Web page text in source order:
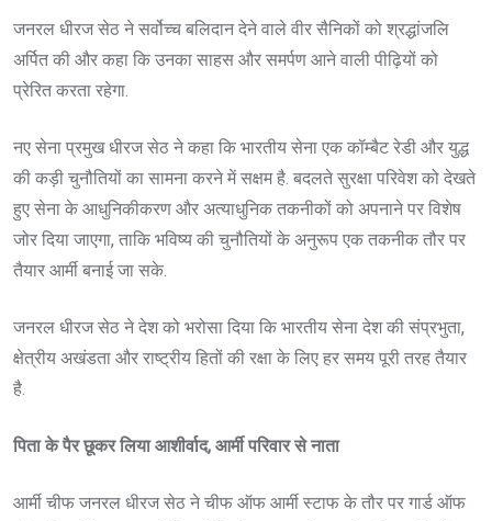
जनरल धीरज सेठ ने सर्वोच्च बलिदान देने वाले वीर सैनिकों को श्रद्धांजलि
अर्पित की और कहा कि उनका साहस और समर्पण आने वाली पीढ़ियों को
प्रेरित करता रहेगा.
नए सेना प्रमुख धीरज सेठ ने कहा कि भारतीय सेना एक कॉम्बैट रेडी और युद्ध
की कड़ी चुनौतियों का सामना करने में सक्षम है. बदलते सुरक्षा परिवेश को देखते
हुए सेना के आधुनिकीकरण और अत्याधुनिक तकनीकों को अपनाने पर विशेष
जोर दिया जाएगा, ताकि भविष्य की चुनौतियों के अनुरूप एक तकनीक तौर पर
तैयार आर्मी बनाई जा सके.
जनरल धीरज सेठ ने देश को भरोसा दिया कि भारतीय सेना देश की संप्रभुता,
क्षेत्रीय अखंडता और राष्ट्रीय हितों की रक्षा के लिए हर समय पूरी तरह तैयार
है.
पिता के पैर छूकर लिया आशीर्वाद, आर्मी परिवार से नाता
आर्मी चीफ जनरल धीरज सेठ ने चीफ ऑफ आर्मी स्टाफ के तौर पर गार्ड ऑफ